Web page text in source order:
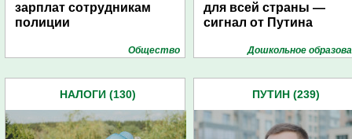
зарплат сотрудникам
полиции
Общество
для всей страны —
сигнал от Путина
Дошкольное
НАЛОГИ (130) ПУТИН (239)